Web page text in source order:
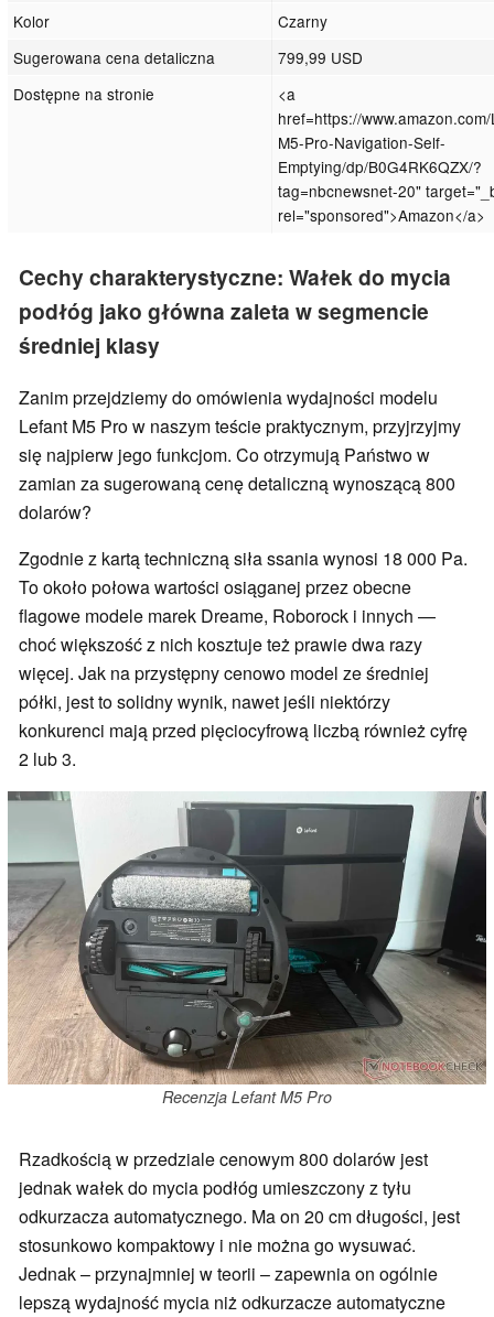
Kolor
Czarny
Sugerowana cena detaliczna
799,99 USD
Dostępne na stronie
<a
href=https://
M5-Pro-Navigation-Self-
Emptying/dp/B0G4RK6QZX/?
tag=nbcnewsnet-20"
rel="sponsored">Amazon</a>
Cechy charakterystyczne: Wałek do mycia
podłóg jako główna zaleta w segmencie
średniej klasy
Zanim przejdziemy do omówienia wydajności modelu
Lefant M5 Pro w naszym teście praktycznym, przyjrzyjmy
się najpierw jego funkcjom. Co otrzymują Państwo w
zamian za sugerowaną cenę detaliczną wynoszącą 800
dolarów?
Zgodnie z kartą techniczną siła ssania wynosi 18 000 Pa.
To około połowa wartości osiąganej przez obecne
flagowe modele marek Dreame, Roborock i innych —
choć większość z nich kosztuje też prawie dwa razy
więcej. Jak na przystępny cenowo model ze średniej
półki, jest to solidny wynik, nawet jeśli niektórzy
konkurenci mają przed pięciocyfrową liczbą również cyfrę
2 lub 3.
Recenzja Lefant M5 Pro
Rzadkością w przedziale cenowym 800 dolarów jest
jednak wałek do mycia podłóg umieszczony z tyłu
odkurzacza automatycznego. Ma on 20 cm długości, jest
stosunkowo kompaktowy i nie można go wysuwać.
Jednak – przynajmniej w teorii – zapewnia on ogólnie
lepszą wydajność mycia niż odkurzacze automatyczne